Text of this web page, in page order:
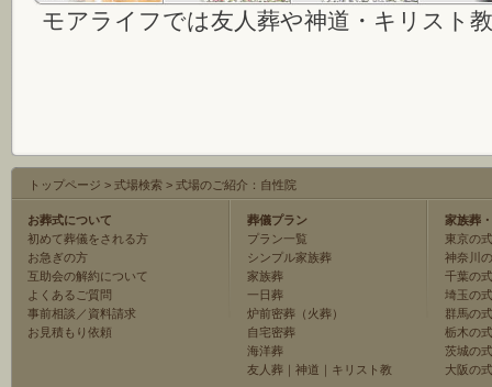
モアライフでは友人葬や神道・キリスト
トップページ > 式場検索 > 式場のご紹介：自性院
お葬式について
初めて葬儀をされる方
お急ぎの方
互助会の解約について
よくあるご質問
事前相談／資料請求
お見積もり依頼
葬儀プラン
プラン一覧
シンプル家族葬
家族葬
一日葬
炉前密葬（火葬）
自宅密葬
海洋葬
友人葬 ｜ 神道 ｜ キリスト教
家族葬
東京の
神奈川
千葉の
埼玉の
群馬の
栃木の
茨城の
大阪の